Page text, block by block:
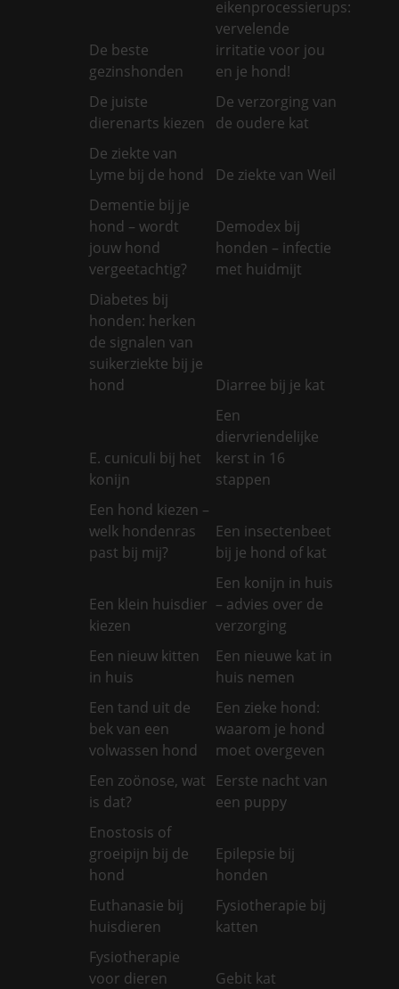
De beste
gezinshonden
eikenprocessierups:
vervelende
irritatie voor jou
en je hond!
De juiste
dierenarts kiezen
De verzorging van
de oudere kat
De ziekte van
Lyme bij de hond
De ziekte van Weil
Dementie bij je
hond – wordt
jouw hond
vergeetachtig?
Demodex bij
honden – infectie
met huidmijt
Diabetes bij
honden: herken
de signalen van
suikerziekte bij je
hond
Diarree bij je kat
E. cuniculi bij het
konijn
Een
diervriendelijke
kerst in 16
stappen
Een hond kiezen –
welk hondenras
past bij mij?
Een insectenbeet
bij je hond of kat
Een klein huisdier
kiezen
Een konijn in huis
– advies over de
verzorging
Een nieuw kitten
in huis
Een nieuwe kat in
huis nemen
Een tand uit de
bek van een
volwassen hond
Een zieke hond:
waarom je hond
moet overgeven
Een zoönose, wat
is dat?
Eerste nacht van
een puppy
Enostosis of
groeipijn bij de
hond
Epilepsie bij
honden
Euthanasie bij
huisdieren
Fysiotherapie bij
katten
Fysiotherapie
voor dieren
Gebit kat